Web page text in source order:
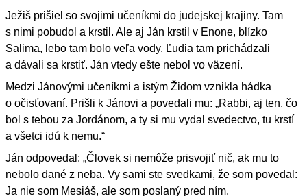
Ježiš prišiel so svojimi učeníkmi do judejskej krajiny. Tam
s nimi pobudol a krstil. Ale aj Ján krstil v Enone, blízko
Salima, lebo tam bolo veľa vody. Ľudia tam prichádzali
a dávali sa krstiť. Ján vtedy ešte nebol vo väzení.
Medzi Jánovými učeníkmi a istým Židom vznikla hádka
o očisťovaní. Prišli k Jánovi a povedali mu: „Rabbi, aj ten, čo
bol s tebou za Jordánom, a ty si mu vydal svedectvo, tu krstí
a všetci idú k nemu.“
Ján odpovedal: „Človek si nemôže prisvojiť nič, ak mu to
nebolo dané z neba. Vy sami ste svedkami, že som povedal:
Ja nie som Mesiáš, ale som poslaný pred ním.